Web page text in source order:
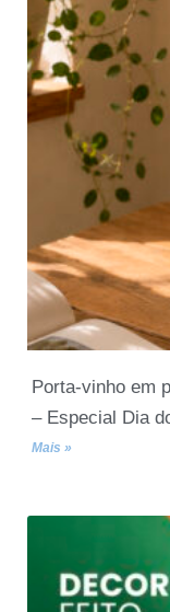
Porta-vinho em
– Especial Dia
Mais »